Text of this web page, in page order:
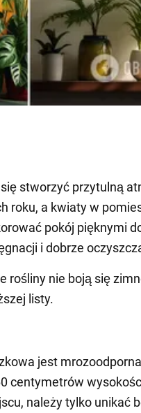
stworzyć przytulną
roku, a kwiaty w
pokój pięknymi
i dobrze
rośliny nie boją się
listy.
jest
centymetrów
należy tylko unikać